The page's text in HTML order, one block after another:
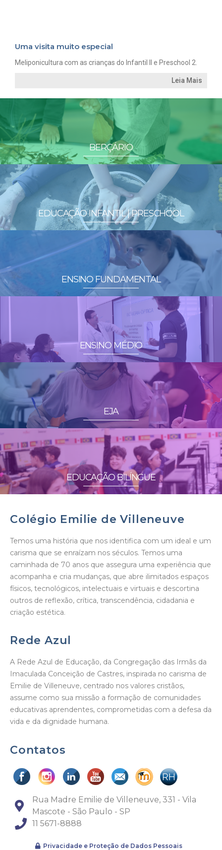
Uma visita muito especial
Meliponicultura com as crianças do Infantil II e Preschool 2.
Leia Mais
BERÇÁRIO
EDUCAÇÃO INFANTIL | PRESCHOOL
ENSINO FUNDAMENTAL
ENSINO MÉDIO
EJA
EDUCAÇÃO BILÍNGUE
Colégio Emilie de Villeneuve
Temos uma história que nos identifica com um ideal e um
carisma que se enraízam nos séculos. Temos uma
caminhada de 70 anos que assegura uma experiência que
acompanha e cria mudanças, que abre ilimitados espaços
físicos, tecnológicos, intelectuais e virtuais e descortina
outros de reflexão, crítica, transcendência, cidadania e
criação estética.
Rede Azul
A Rede Azul de Educação, da Congregação das Irmãs da
Imaculada Conceição de Castres, inspirada no carisma de
Emilie de Villeneuve, centrado nos valores cristãos,
assume como sua missão a formação de comunidades
educativas aprendentes, comprometidas com a defesa da
vida e da dignidade humana.
Contatos
Rua Madre Emilie de Villeneuve, 331 - Vila
Mascote - São Paulo - SP
11 5671-8888
Privacidade e Proteção de Dados Pessoais